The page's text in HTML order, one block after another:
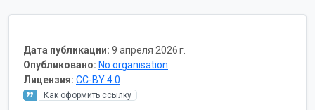
Дата публикации: 9 апреля 2026 г.
Опубликовано: No organisation
Лицензия: CC-BY 4.0
Как оформить ссылку